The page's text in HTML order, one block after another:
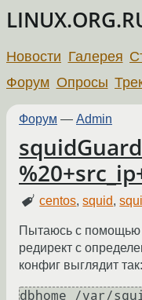
Новости Галерея
Форум Опросы
Форум — Admin
centos,squid,
Пытаюсь с помощью
редирект с
конфиг выглядит так:
dbhome /var/